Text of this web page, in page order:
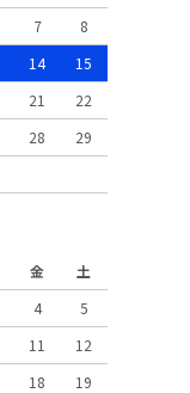
7
8
14
15
21
22
28
29
金
土
4
5
11
12
18
19